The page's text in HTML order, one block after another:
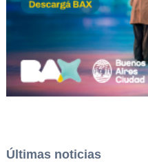
Últimas noticias